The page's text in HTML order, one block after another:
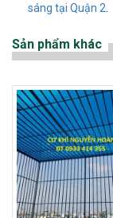
sáng tại Quận 2
Sản phẩm khác